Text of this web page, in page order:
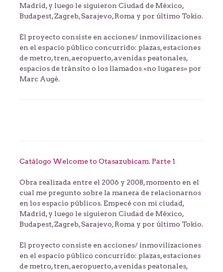
Madrid, y luego le siguieron Ciudad de México,
Budapest, Zagreb, Sarajevo, Roma y por último Tokio.
El proyecto consiste en acciones/ inmovilizaciones
en el espacio público concurrido: plazas, estaciones
de metro, tren, aeropuerto, avenidas peatonales,
espacios de tránsito o los llamados «no lugares» por
Marc Augé.
Catálogo Welcome to Otasazubicam. Parte 1
Obra realizada entre el 2006 y 2008, momento en el
cual me pregunto sobre la manera de relacionarnos
en los espacio públicos. Empecé con mi ciudad,
Madrid, y luego le siguieron Ciudad de México,
Budapest, Zagreb, Sarajevo, Roma y por último Tokio.
El proyecto consiste en acciones/ inmovilizaciones
en el espacio público concurrido: plazas, estaciones
de metro, tren, aeropuerto, avenidas peatonales,